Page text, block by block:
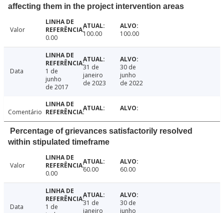
affecting them in the project intervention areas
Valor
0.00
100.00 100.00
Data
1 de
junho
de 2017
31 de
janeiro
de 2023
30 de
junho
de 2022
Comentário
Percentage of grievances satisfactorily resolved
within stipulated timeframe
Valor
0.00
60.00 60.00
Data
1 de
31 de
janeiro
30 de
junho